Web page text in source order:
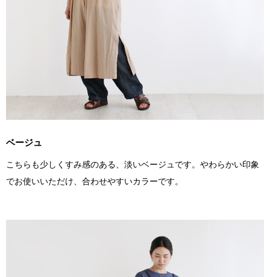
ベージュ
こちらも少しくすみ感のある、淡いベージュです。やわらかい印象
でお使いいただけ、合わせやすいカラーです。